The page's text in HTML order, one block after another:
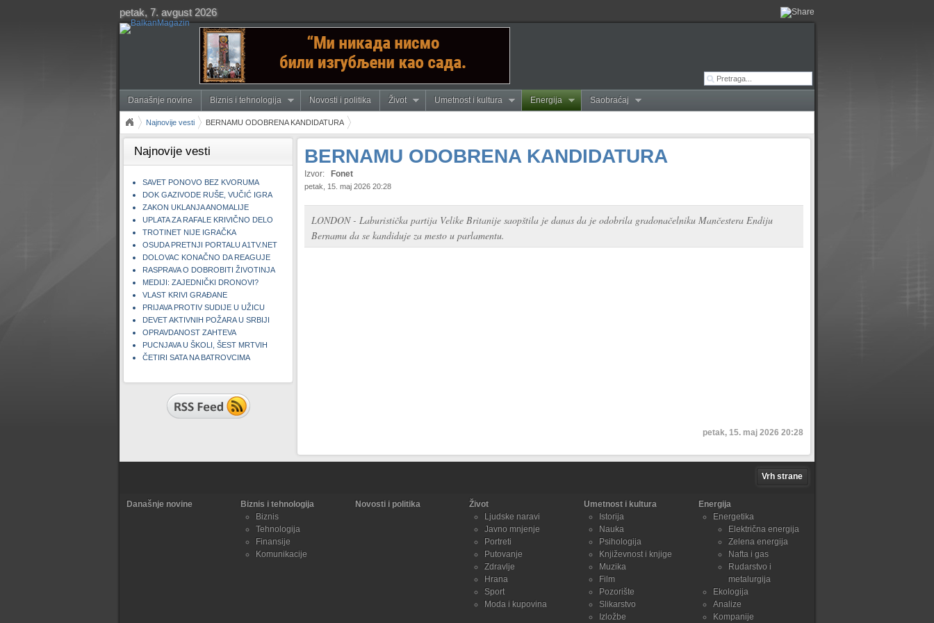
petak, 7. avgust 2026
Današnje novine Biznis i tehnologija Novosti i politika Život Umetnost i kultura Energija Saobraćaj
Najnovije vesti BERNAMU ODOBRENA KANDIDATURA
Najnovije vesti
SAVET PONOVO BEZ KVORUMA
DOK GAZIVODE RUŠE, VUČIĆ IGRA
ZAKON UKLANJA ANOMALIJE
UPLATA ZA RAFALE KRIVIČNO DELO
TROTINET NIJE IGRAČKA
OSUDA PRETNJI PORTALU A1TV.NET
DOLOVAC KONAČNO DA REAGUJE
RASPRAVA O DOBROBITI ŽIVOTINJA
MEDIJI: ZAJEDNIČKI DRONOVI?
VLAST KRIVI GRAĐANE
PRIJAVA PROTIV SUDIJE U UŽICU
DEVET AKTIVNIH POŽARA U SRBIJI
OPRAVDANOST ZAHTEVA
PUCNJAVA U ŠKOLI, ŠEST MRTVIH
ČETIRI SATA NA BATROVCIMA
BERNAMU ODOBRENA KANDIDATURA
Izvor: Fonet
petak, 15. maj 2026 20:28
LONDON - Laburistička partija Velike Britanije saopštila je danas da je odobrila gradonačelniku Mančestera Endiju
Bernamu da se kandiduje za mesto u parlamentu.
petak, 15. maj 2026 20:28
Vrh strane
Današnje novine
Biznis i tehnologija
Biznis
Tehnologija
Finansije
Komunikacije
Novosti i politika
Život
Ljudske naravi
Javno mnjenje
Portreti
Putovanje
Zdravlje
Hrana
Sport
Moda i kupovina
Umetnost i kultura
Istorija
Nauka
Psihologija
Književnost i knjige
Muzika
Film
Pozorište
Slikarstvo
Izložbe
Energija
Energetika
Električna energija
Zelena energija
Nafta i gas
Rudarstvo i
metalurgija
Ekologija
Analize
Kompanije